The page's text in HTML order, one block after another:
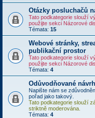
Otázky posluchačů
Tato podkategorie slouží
použijte sekci Názorové
Témata: 15
Webové stránky,
publikační prostor
Tato podkategorie slouží
použijte sekci Názorové
Témata: 4
Odůvodňované
Napište nám se
pořad jako takový.
Tato podkategorie slouží
striktně moderována.
Témata: 4